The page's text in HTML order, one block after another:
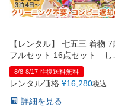
予約 Web または お電話
特典 ヘアメイク・着付け
スタジオを予約 →
【レンタル】 七五三 着物 7
フルセット 16点セット し
れっこ 水色
8/8-8/17 往復送料無料
レンタル価格 ¥16,280税込
詳細を見る